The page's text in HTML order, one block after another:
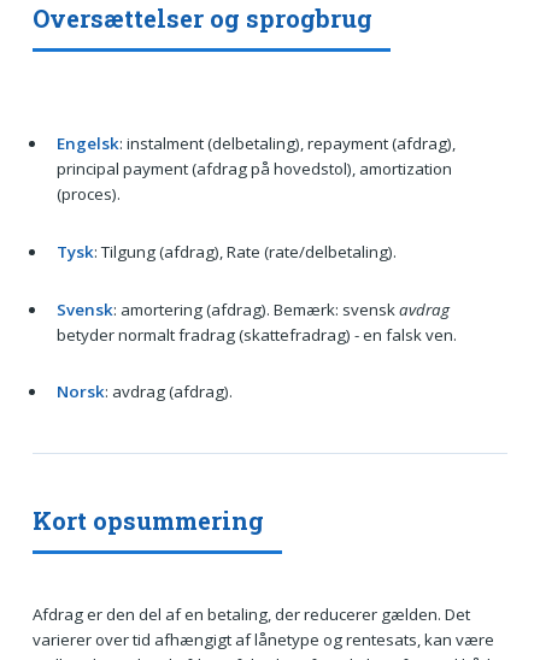
Oversættelser og sprogbrug
Engelsk: instalment (delbetaling), repayment (afdrag),
principal payment (afdrag på hovedstol), amortization
(proces).
Tysk: Tilgung (afdrag), Rate (rate/delbetaling).
Svensk: amortering (afdrag). Bemærk: svenskavdrag
betyder normalt fradrag (skattefradrag) - en falsk ven.
Norsk: avdrag (afdrag).
Kort opsummering
Afdrag er den del af en betaling, der reducerer gælden. Det
varierer over tid afhængigt af lånetype og rentesats, kan være